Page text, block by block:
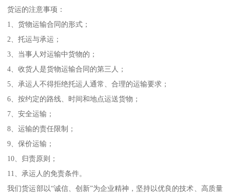
货运的注意事项：
1、货物运输合同的形式；
2、托运与承运；
3、当事人对运输中货物的；
4、收货人是货物运输合同的第三人；
5、承运人不得拒绝托运人通常、合理的运输要求；
6、按约定的路线、时间和地点运送货物；
7、安全运输；
8、运输的责任限制；
9、保价运输；
10、归责原则；
11、承运人的免责条件。
我们货运部以“诚信、创新”为企业精神，坚持以优良的技术、高质量